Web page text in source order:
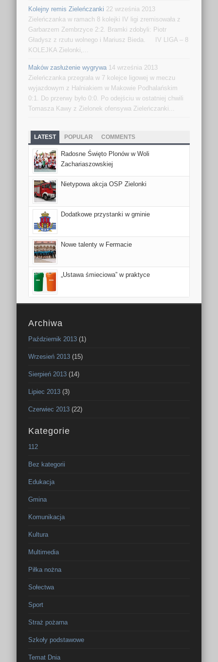
Kolejny remis Zieleńczanki 22 września 2013
Zieleńczanka w ramach 8 kolejki IV ligi zremisowała z
Garbarzem Zembrzyce 2:2. Bramki zdobyli: Piotr
Gładysz z rzutu wolnego i Mariusz Bieda. IV LIGA – 8
KOLEJKA Zielonki,...
Maków zasłużenie wygrywa 14 września 2013
Zieleńczanka przegrała w 7 kolejce ligowej w meczu
wyjazdowym z Halniakiem w Makowie Podhalańskim
0:1. Do przerwy było 0:0. Po odejściu w ostatniej chwili
Tomasza Kawy z Zielonek ofensywa Zieleńczanki...
LATEST POPULAR COMMENTS
Radosne Święto Plonów w Woli
Zachariaszowskiej
Nietypowa akcja OSP Zielonki
Dodatkowe przystanki w gminie
Nowe talenty w Fermacie
„Ustawa śmieciowa” w praktyce
Archiwa
Październik 2013 (1)
Wrzesień 2013 (15)
Sierpień 2013 (14)
Lipiec 2013 (3)
Czerwiec 2013 (22)
Kategorie
112
Bez kategorii
Edukacja
Gmina
Komunikacja
Kultura
Multimedia
Piłka nożna
Sołectwa
Sport
Straż pożarna
Szkoły podstawowe
Temat Dnia